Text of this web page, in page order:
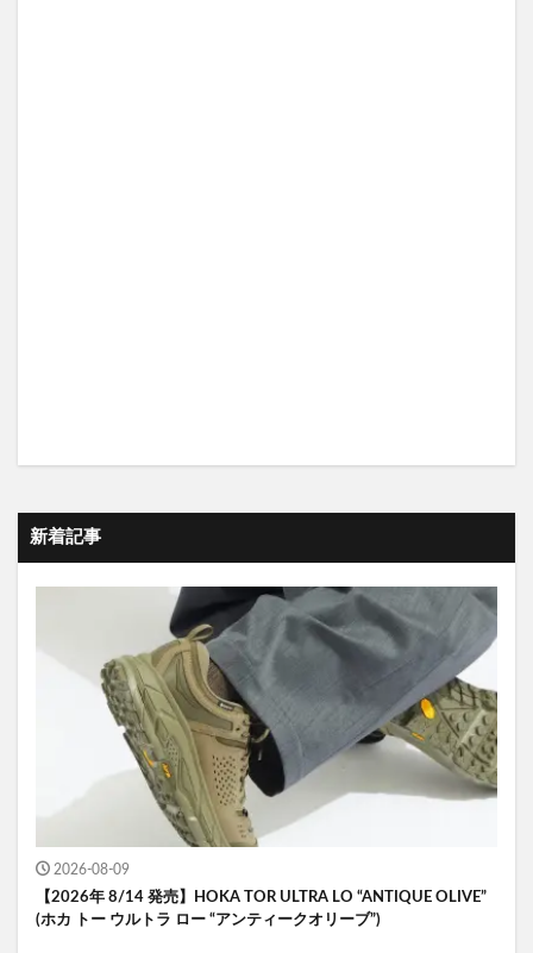
新着記事
2026-08-09
【2026年 8/14 発売】HOKA TOR ULTRA LO “ANTIQUE OLIVE”
(ホカ トー ウルトラ ロー “アンティークオリーブ”)